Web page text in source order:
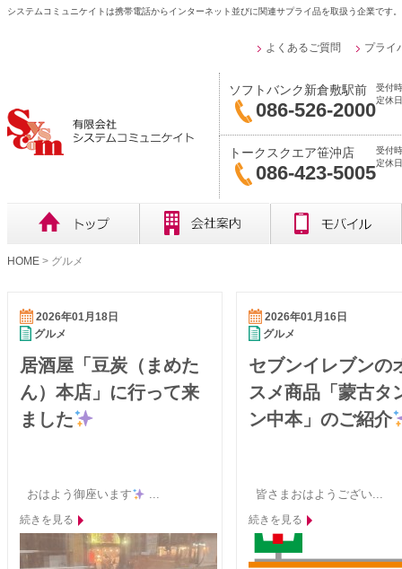
システムコミュニケイトは携帯電話からインターネット並びに関連サプライ品を取扱う企業で
よくあるご質問 プライ
ソフトバンク新倉敷駅前
086-526-2000
受付
定休
トークスクエア笹沖店
086-423-5005
受付
定休
HOME > グルメ
2026年01月18日
グルメ
居酒屋「豆炭（まめた
ん）本店」に行って来
ました
おはよう御座います ...
続きを見る
2026年01月16日
グルメ
セブンイレブンの
スメ商品「蒙古タ
ン中本」のご紹介
皆さまおはようござい...
続きを見る